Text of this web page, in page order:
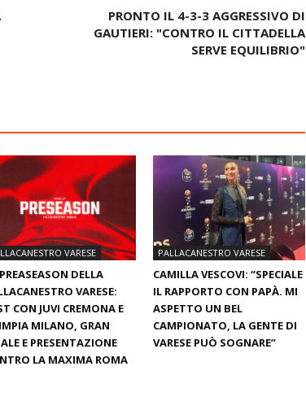
PRONTO IL 4-3-3 AGGRESSIVO DI
GAUTIERI: "CONTRO IL CITTADELLA
SERVE EQUILIBRIO"
VARESE
DELLA
VARESE:
CON JUVI CREMONA E
MILANO, GRAN
E PRESENTAZIONE
LA MAXIMA ROMA
PALLACANESTRO VARESE
CAMILLA VESCOVI: “SPECIALE
IL RAPPORTO CON PAPÀ. MI
ASPETTO UN BEL
CAMPIONATO, LA GENTE DI
VARESE PUÒ SOGNARE”